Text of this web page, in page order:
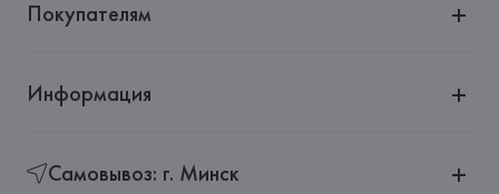
Покупателям
Информация
Самовывоз: г. Минск